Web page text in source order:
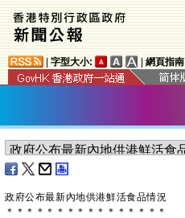
字型大小: 網頁指南
政府公布最新內地供港鮮活食品情況
＊ ＊ ＊ ＊ ＊ ＊ ＊ ＊ ＊ ＊ ＊ ＊ ＊ ＊ ＊ ＊